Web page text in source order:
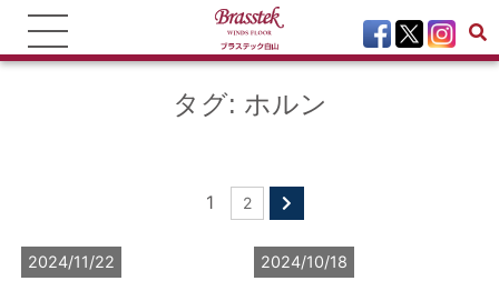
タグ: ホルン
1 2
2024/11/22 2024/10/18